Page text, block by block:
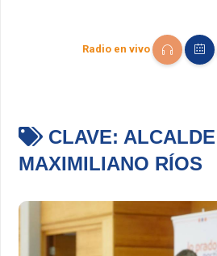
Radio en vivo
CLAVE: ALCALDE
MAXIMILIANO RÍOS